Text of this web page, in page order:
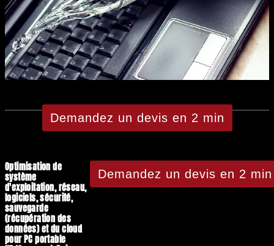
Demandez un devis en 2 min
Optimisation de
système
d'exploitation, réseau,
logiciels, sécurité,
sauvegarde
(récupération des
données) et du cloud
pour PC portable
Demandez un devis en 2 min